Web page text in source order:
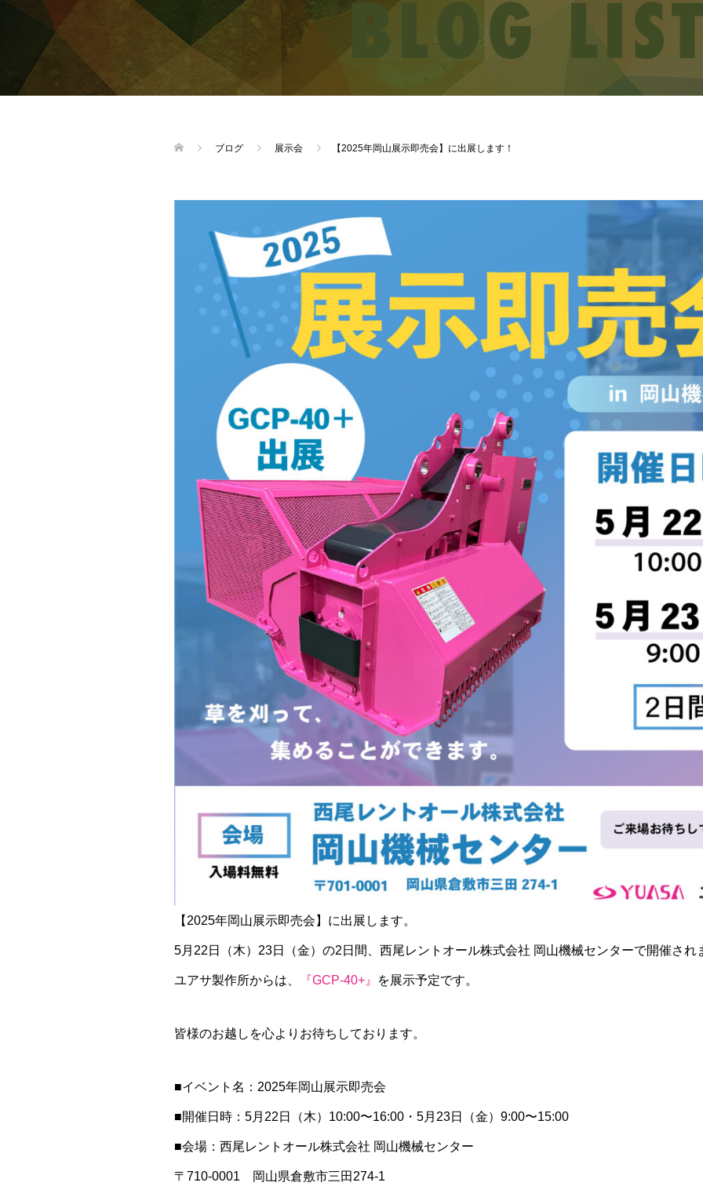
ブログ 展示会 【2025年岡山展示即売会】に出展します！
【2025年岡山展示即売会】に出展します。
5月22日（木）23日（金）の2日間、西尾レントオール株式会社 岡山機械センターで開催され
ユアサ製作所からは、 『GCP-40+』 を展示予定です。
皆様のお越しを心よりお待ちしております。
■イベント名：2025年岡山展示即売会
■開催日時：5月22日（木）10:00〜16:00・5月23日（金）9:00〜15:00
■会場：西尾レントオール株式会社 岡山機械センター
〒710-0001 岡山県倉敷市三田274-1